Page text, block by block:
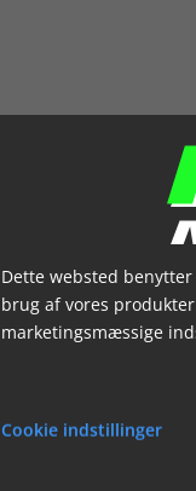
Dette websted
brug af vores
marketingsmæssige
Cookie indstillinger